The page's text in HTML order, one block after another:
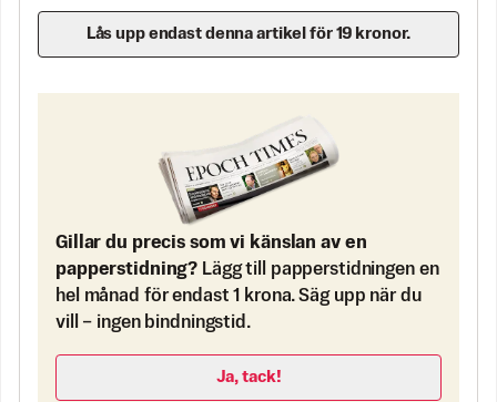
Lås upp endast denna artikel för 19 kronor.
Gillar du precis som vi känslan av en
papperstidning? Lägg till papperstidningen en
hel månad för endast 1 krona. Säg upp när du
vill – ingen bindningstid.
Ja, tack!